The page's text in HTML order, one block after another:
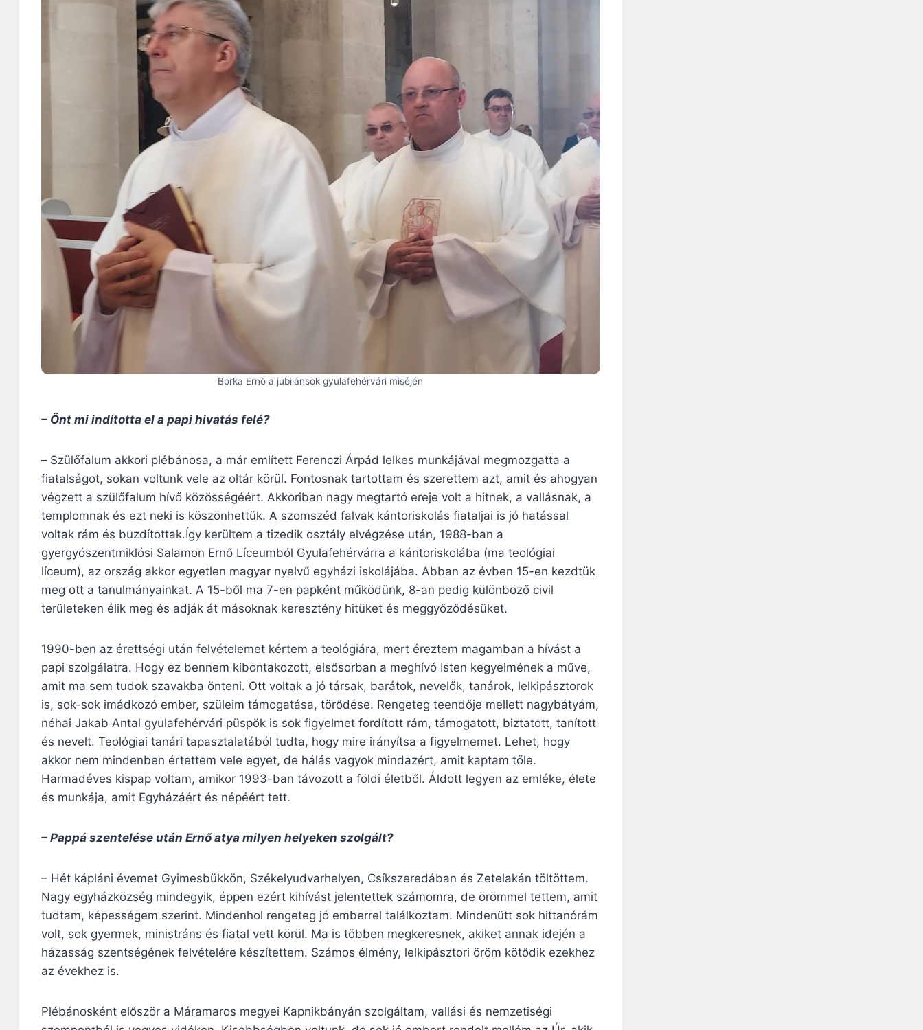
Borka Ernő a jubilánsok gyulafehérvári miséjén
– Önt mi indította el a papi hivatás felé?
– Szülőfalum akkori plébánosa, a már említett Ferenczi Árpád lelkes munkájával megmozgatta a
fiatalságot, sokan voltunk vele az oltár körül. Fontosnak tartottam és szerettem azt, amit és ahogyan
végzett a szülőfalum hívő közösségéért. Akkoriban nagy megtartó ereje volt a hitnek, a vallásnak, a
templomnak és ezt neki is köszönhettük. A szomszéd falvak kántoriskolás fiataljai is jó hatással
voltak rám és buzdítottak.Így kerültem a tizedik osztály elvégzése után, 1988-ban a
gyergyószentmiklósi Salamon Ernő Líceumból Gyulafehérvárra a kántoriskolába (ma teológiai
líceum), az ország akkor egyetlen magyar nyelvű egyházi iskolájába. Abban az évben 15-en kezdtük
meg ott a tanulmányainkat. A 15-ből ma 7-en papként működünk, 8-an pedig különböző civil
területeken élik meg és adják át másoknak keresztény hitüket és meggyőződésüket.
1990-ben az érettségi után felvételemet kértem a teológiára, mert éreztem magamban a hívást a
papi szolgálatra. Hogy ez bennem kibontakozott, elsősorban a meghívó Isten kegyelmének a műve,
amit ma sem tudok szavakba önteni. Ott voltak a jó társak, barátok, nevelők, tanárok, lelkipásztorok
is, sok-sok imádkozó ember, szüleim támogatása, törődése. Rengeteg teendője mellett nagybátyám,
néhai Jakab Antal gyulafehérvári püspök is sok figyelmet fordított rám, támogatott, biztatott, tanított
és nevelt. Teológiai tanári tapasztalatából tudta, hogy mire irányítsa a figyelmemet. Lehet, hogy
akkor nem mindenben értettem vele egyet, de hálás vagyok mindazért, amit kaptam tőle.
Harmadéves kispap voltam, amikor 1993-ban távozott a földi életből. Áldott legyen az emléke, élete
és munkája, amit Egyházáért és népéért tett.
– Pappá szentelése után Ernő atya milyen helyeken szolgált?
– Hét kápláni évemet Gyimesbükkön, Székelyudvarhelyen, Csíkszeredában és Zetelakán töltöttem.
Nagy egyházközség mindegyik, éppen ezért kihívást jelentettek számomra, de örömmel tettem, amit
tudtam, képességem szerint. Mindenhol rengeteg jó emberrel találkoztam. Mindenütt sok hittanórám
volt, sok gyermek, ministráns és fiatal vett körül. Ma is többen megkeresnek, akiket annak idején a
házasság szentségének felvételére készítettem. Számos élmény, lelkipásztori öröm kötődik ezekhez
az évekhez is.
Plébánosként először a Máramaros megyei Kapnikbányán szolgáltam, vallási és nemzetiségi